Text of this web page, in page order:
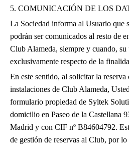
5. COMUNICACIÓN DE LOS
La Sociedad informa al Usuario que
podrán ser comunicados al resto de
Club Alameda, siempre y cuando, su
exclusivamente respecto de la
En este sentido, al solicitar la reserva
instalaciones de Club Alameda,
formulario propiedad de Syltek
domicilio en Paseo de la Castellana
Madrid y con CIF nº B84604792.
de gestión de reservas al Club, por lo